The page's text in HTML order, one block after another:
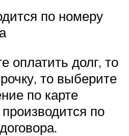
по номеру
оплатить долг, то
то выберите
по карте
по